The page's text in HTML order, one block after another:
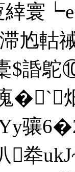
緈寰
尥軲
諙鴕
�`
骧
牶